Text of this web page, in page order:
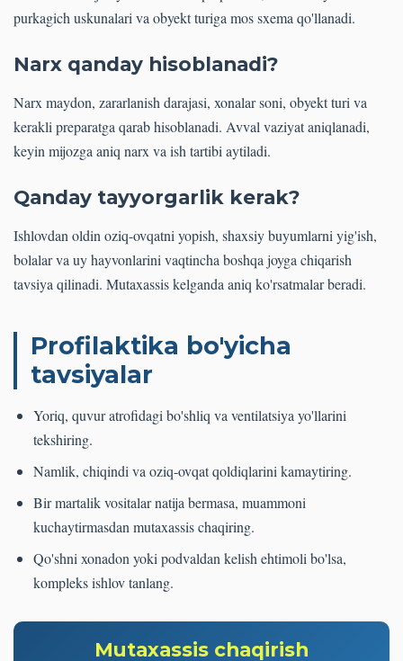
purkagich uskunalari va obyekt turiga mos sxema qo'llanadi.
Narx qanday hisoblanadi?
Narx maydon, zararlanish darajasi, xonalar soni, obyekt turi va
kerakli preparatga qarab hisoblanadi. Avval vaziyat aniqlanadi,
keyin mijozga aniq narx va ish tartibi aytiladi.
Qanday tayyorgarlik kerak?
Ishlovdan oldin oziq-ovqatni yopish, shaxsiy buyumlarni yig'ish,
bolalar va uy hayvonlarini vaqtincha boshqa joyga chiqarish
tavsiya qilinadi. Mutaxassis kelganda aniq ko'rsatmalar beradi.
Profilaktika bo'yicha
tavsiyalar
Yoriq, quvur atrofidagi bo'shliq va ventilatsiya yo'llarini
tekshiring.
Namlik, chiqindi va oziq-ovqat qoldiqlarini kamaytiring.
Bir martalik vositalar natija bermasa, muammoni
kuchaytirmasdan mutaxassis chaqiring.
Qo'shni xonadon yoki podvaldan kelish ehtimoli bo'lsa,
kompleks ishlov tanlang.
Mutaxassis chaqirish